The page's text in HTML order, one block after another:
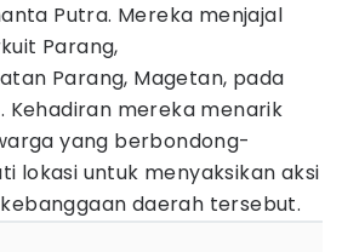
Putra. Mereka menjajal
Parang,
Parang, Magetan, pada
Kehadiran mereka menarik
yang berbondong-
lokasi untuk menyaksikan aksi
daerah tersebut.